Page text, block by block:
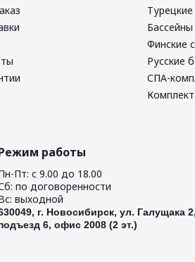
Бассейны
Финские
Русские
СПА-
работы
Пт: с 9.00 до 18.00
по договоренности
выходной
г. Новосибирск, ул. Галущака 2,
6, офис 2008 (2 эт.)